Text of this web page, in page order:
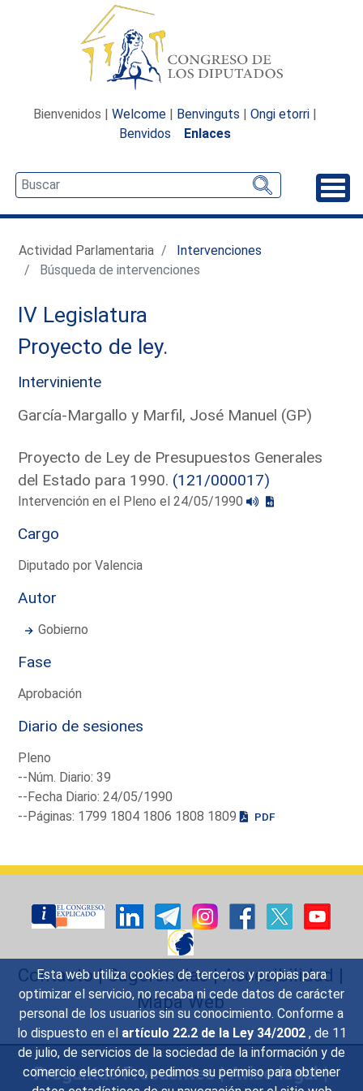
Esta web utiliza cookies de terceros y propias para
optimizar el servicio, no recaba ni cede datos de carácter
personal de los usuarios sin su conocimiento. Conforme a
lo dispuesto en el artículo 22.2 de la Ley 34/2002 , de 11
de julio, de servicios de la sociedad de la información y de
comercio electrónico, pedimos su permiso para obtener
Bienvenidos | Welcome | Benvinguts | Ongi etorri |
Benvidos
Enlaces
Actividad Parlamentaria
Intervenciones
Búsqueda de intervenciones
IV Legislatura
Proyecto de ley.
Interviniente
García-Margallo y Marfil, José Manuel (GP)
Proyecto de Ley de Presupuestos Generales
del Estado para 1990. (121/000017)
Intervención en el Pleno el 24/05/1990
Cargo
Diputado por Valencia
Autor
Gobierno
Fase
Aprobación
Diario de sesiones
Pleno
--Núm. Diario: 39
--Fecha Diario: 24/05/1990
--Páginas: 1799 1804 1806 1808 1809
PDF
Contacto|Sugerencias|Accesibilidad |
Mapa Web
Preguntas Frecuentes|Aviso legal|